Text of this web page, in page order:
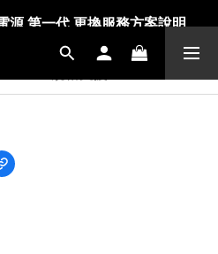
技好物5折起 >> 馬上選購
技好物5折起 >> 馬上選購